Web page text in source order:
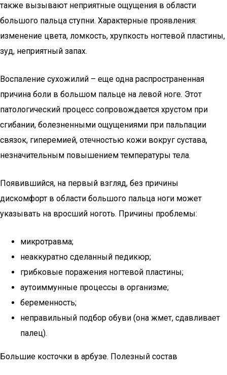
также вызывают неприятные ощущения в области
большого пальца ступни. Характерные проявления:
изменение цвета, ломкость, хрупкость ногтевой пластины,
зуд, неприятный запах.
Воспаление сухожилий – еще одна распространенная
причина боли в большом пальце на левой ноге. Этот
патологический процесс сопровождается хрустом при
сгибании, болезненными ощущениями при пальпации
связок, гиперемией, отечностью кожи вокруг сустава,
незначительным повышением температуры тела.
Появившийся, на первый взгляд, без причины
дискомфорт в области большого пальца ноги может
указывать на вросший ноготь. Причины проблемы:
микротравма;
неаккуратно сделанный педикюр;
грибковые поражения ногтевой пластины;
аутоиммунные процессы в организме;
беременность;
неправильный подбор обуви (она жмет, сдавливает
палец).
Большие косточки в арбузе. Полезный состав